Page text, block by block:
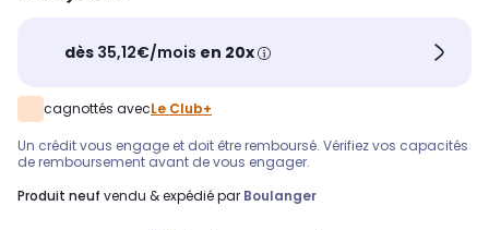
dès 35,12€/mois en 20x
cagnottés avecLe Club+
Un crédit vous engage et doit être remboursé. Vérifiez vos capacités
de remboursement avant de vous engager.
produit neuf vendu & expédié par Boulanger